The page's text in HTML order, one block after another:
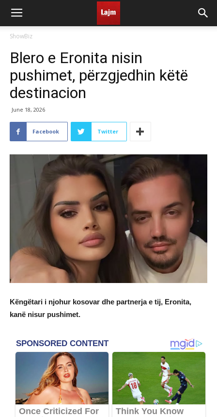
ShowBiz
Blero e Eronita nisin
pushimet, përzgjedhin këtë
destinacion
June 18, 2026
Facebook Twitter
Këngëtari i njohur kosovar dhe partnerja e tij, Eronita,
kanë nisur pushimet.